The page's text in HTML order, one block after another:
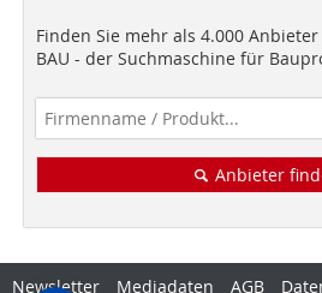
Finden Sie mehr als 4.000 Anbieter
BAU - der Suchmaschine für
Anbieter
Newsletter Mediadaten AGB